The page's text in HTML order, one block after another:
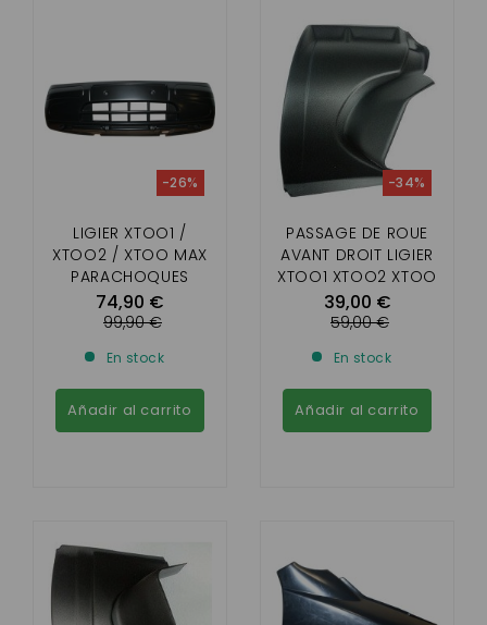
LIGIER XTOO1 /
XTOO2 / XTOO MAX
PARACHOQUES
DELANTERO (SIN
FAROS ANTINIEBLA)
74,90 €
-26%
99,90 €
En stock
Añadir al carrito
PASSAGE DE ROUE
AVANT DROIT LIGIER
XTOO1 XTOO2 XTOO
MAX
39,00 €
-34%
59,00 €
En stock
Añadir al carrito